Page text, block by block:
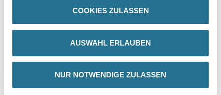
COOKIES ZULASSEN
AUSWAHL ERLAUBEN
NUR NOTWENDIGE ZULASSEN
ZUSATZINFOS
GEFAHRENHINWEISE
SPEZIFIKATIONEN